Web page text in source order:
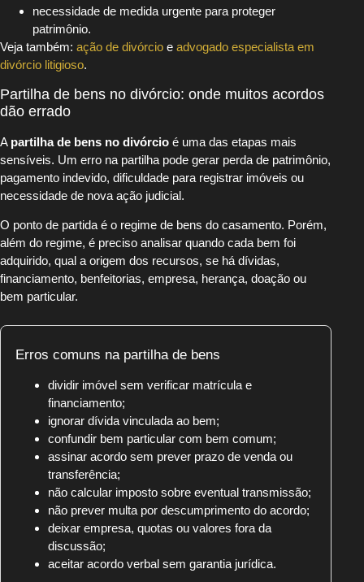
necessidade de medida urgente para proteger
patrimônio.
Veja também: ação de divórcio e advogado especialista em
divórcio litigioso.
Partilha de bens no divórcio: onde muitos acordos
dão errado
A partilha de bens no divórcio é uma das etapas mais
sensíveis. Um erro na partilha pode gerar perda de patrimônio,
pagamento indevido, dificuldade para registrar imóveis ou
necessidade de nova ação judicial.
O ponto de partida é o regime de bens do casamento. Porém,
além do regime, é preciso analisar quando cada bem foi
adquirido, qual a origem dos recursos, se há dívidas,
financiamento, benfeitorias, empresa, herança, doação ou
bem particular.
Erros comuns na partilha de bens
dividir imóvel sem verificar matrícula e
financiamento;
ignorar dívida vinculada ao bem;
confundir bem particular com bem comum;
assinar acordo sem prever prazo de venda ou
transferência;
não calcular imposto sobre eventual transmissão;
não prever multa por descumprimento do acordo;
deixar empresa, quotas ou valores fora da
discussão;
aceitar acordo verbal sem garantia jurídica.